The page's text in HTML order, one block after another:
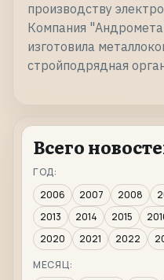
производству
Компания
изготовила
стройподрядная
Всего
ГОД:
2006
2007 2008
2013
2014 2015
2020
2021 2022
МЕСЯЦ: